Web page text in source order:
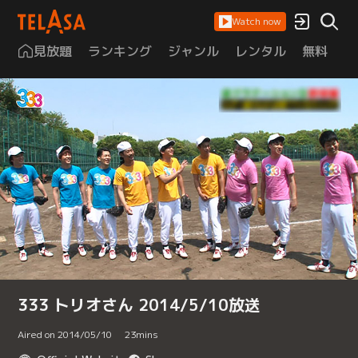
Watch now
見放題 ランキング ジャンル レンタル 無料
333 トリオさん 2014/5/10放送
Aired on 2014/05/10 23mins